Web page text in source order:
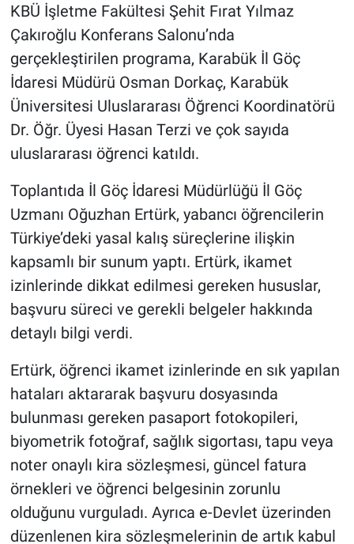
KBÜ İşletme Fakültesi Şehit Fırat Yılmaz
Çakıroğlu Konferans Salonu’nda
gerçekleştirilen programa, Karabük İl Göç
İdaresi Müdürü Osman Dorkaç, Karabük
Üniversitesi Uluslararası Öğrenci Koordinatörü
Dr. Öğr. Üyesi Hasan Terzi ve çok sayıda
uluslararası öğrenci katıldı.
Toplantıda İl Göç İdaresi Müdürlüğü İl Göç
Uzmanı Oğuzhan Ertürk, yabancı öğrencilerin
Türkiye’deki yasal kalış süreçlerine ilişkin
kapsamlı bir sunum yaptı. Ertürk, ikamet
izinlerinde dikkat edilmesi gereken hususlar,
başvuru süreci ve gerekli belgeler hakkında
detaylı bilgi verdi.
Ertürk, öğrenci ikamet izinlerinde en sık yapılan
hataları aktararak başvuru dosyasında
bulunması gereken pasaport fotokopileri,
biyometrik fotoğraf, sağlık sigortası, tapu veya
noter onaylı kira sözleşmesi, güncel fatura
örnekleri ve öğrenci belgesinin zorunlu
olduğunu vurguladı. Ayrıca e-Devlet üzerinden
düzenlenen kira sözleşmelerinin de artık kabul